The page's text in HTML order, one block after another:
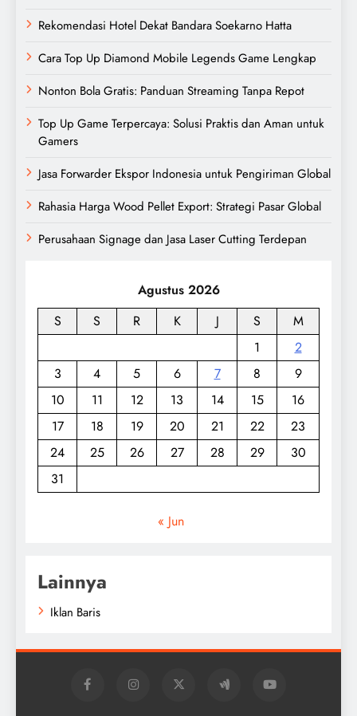
Rekomendasi Hotel Dekat Bandara Soekarno Hatta
Cara Top Up Diamond Mobile Legends Game Lengkap
Nonton Bola Gratis: Panduan Streaming Tanpa Repot
Top Up Game Terpercaya: Solusi Praktis dan Aman untuk
Gamers
Jasa Forwarder Ekspor Indonesia untuk Pengiriman Global
Rahasia Harga Wood Pellet Export: Strategi Pasar Global
Perusahaan Signage dan Jasa Laser Cutting Terdepan
Agustus 2026
S
S R K J S
M
1
2
3
4 5 6 7 8
9
10
11 12 13 14 15
16
17
18 19 20 21 22
23
24
25 26 27 28 29
30
31
« Jun
Lainnya
Iklan Baris